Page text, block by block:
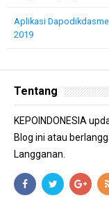
Aplikasi
2019
Tentang
KEPOINDONESIA
Blog ini atau
Langganan.